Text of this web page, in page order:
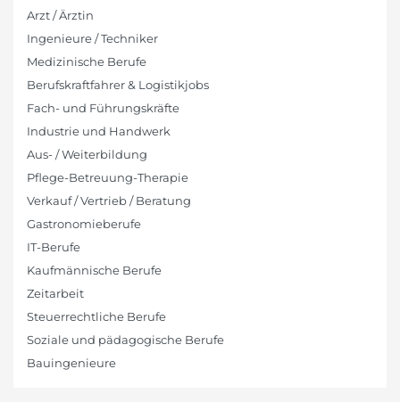
Arzt / Ärztin
Ingenieure / Techniker
Medizinische Berufe
Berufskraftfahrer & Logistikjobs
Fach- und Führungskräfte
Industrie und Handwerk
Aus- / Weiterbildung
Pflege-Betreuung-Therapie
Verkauf / Vertrieb / Beratung
Gastronomieberufe
IT-Berufe
Kaufmännische Berufe
Zeitarbeit
Steuerrechtliche Berufe
Soziale und pädagogische Berufe
Bauingenieure